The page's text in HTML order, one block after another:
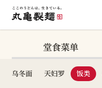
堂食菜单
乌冬面 天妇罗 饭类